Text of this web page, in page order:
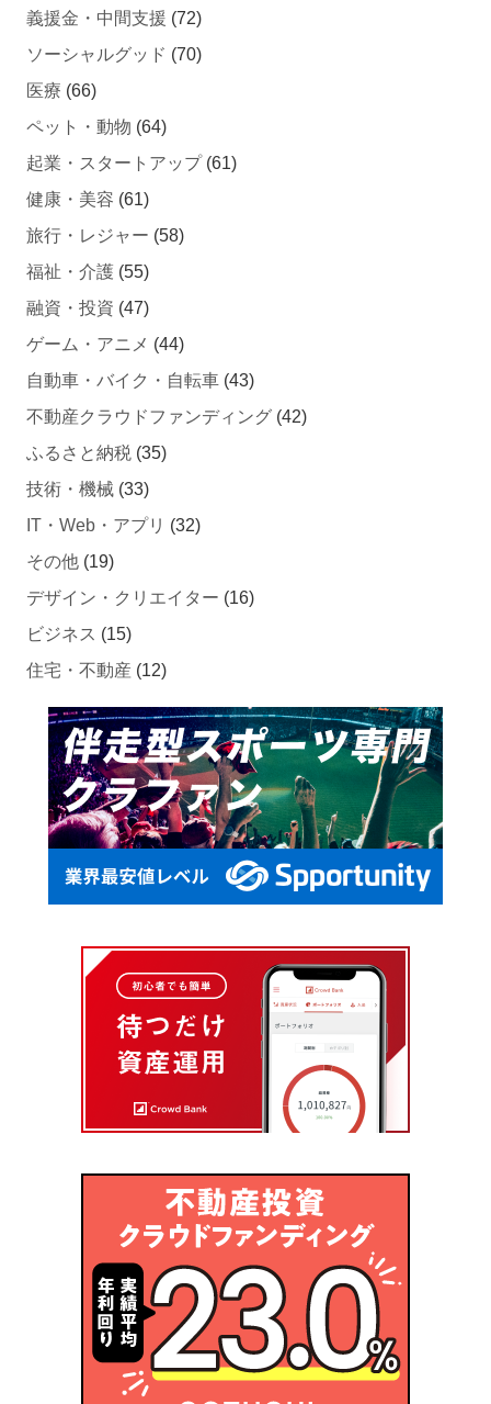
義援金・中間支援 (72)
ソーシャルグッド (70)
医療 (66)
ペット・動物 (64)
起業・スタートアップ (61)
健康・美容 (61)
旅行・レジャー (58)
福祉・介護 (55)
融資・投資 (47)
ゲーム・アニメ (44)
自動車・バイク・自転車 (43)
不動産クラウドファンディング (42)
ふるさと納税 (35)
技術・機械 (33)
IT・Web・アプリ (32)
その他 (19)
デザイン・クリエイター (16)
ビジネス (15)
住宅・不動産 (12)